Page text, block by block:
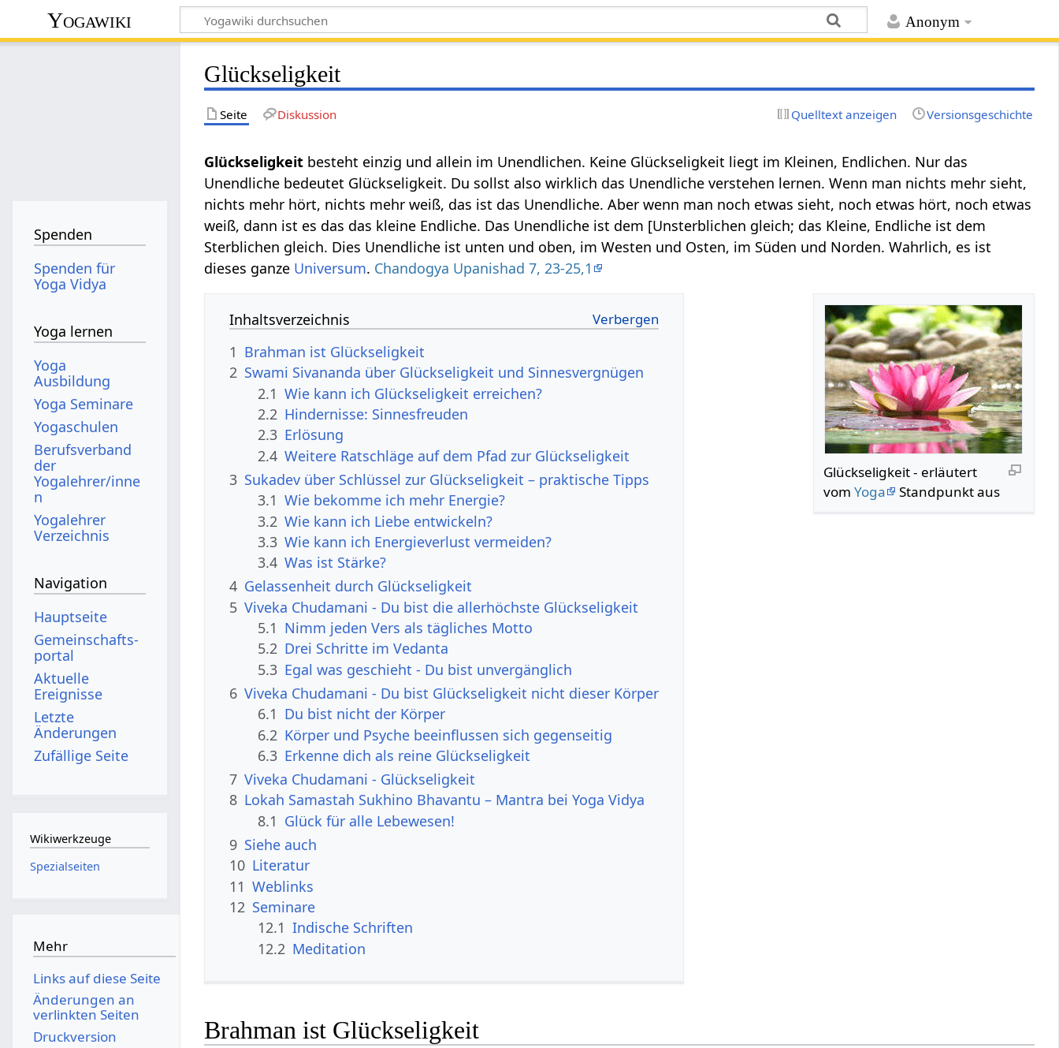
Anonym
Yogawiki
Glückseligkeit
Seite Diskussion Quelltext anzeigen Versionsgeschichte
Glückseligkeit besteht einzig und allein im Unendlichen. Keine Glückseligkeit liegt im Kleinen, Endlichen. Nur das
Unendliche bedeutet Glückseligkeit. Du sollst also wirklich das Unendliche verstehen lernen. Wenn man nichts mehr sieht,
nichts mehr hört, nichts mehr weiß, das ist das Unendliche. Aber wenn man noch etwas sieht, noch etwas hört, noch etwas
weiß, dann ist es das das kleine Endliche. Das Unendliche ist dem [Unsterblichen gleich; das Kleine, Endliche ist dem
Sterblichen gleich. Dies Unendliche ist unten und oben, im Westen und Osten, im Süden und Norden. Wahrlich, es ist
dieses ganze Universum. Chandogya Upanishad 7, 23-25,1
Glückseligkeit - erläutert
vomYoga Standpunkt aus
Inhaltsverzeichnis
1 Brahman ist Glückseligkeit
2 Swami Sivananda über Glückseligkeit und Sinnesvergnügen
2.1 Wie kann ich Glückseligkeit erreichen?
2.2 Hindernisse: Sinnesfreuden
2.3 Erlösung
2.4 Weitere Ratschläge auf dem Pfad zur Glückseligkeit
3 Sukadev über Schlüssel zur Glückseligkeit – praktische Tipps
3.1 Wie bekomme ich mehr Energie?
3.2 Wie kann ich Liebe entwickeln?
3.3 Wie kann ich Energieverlust vermeiden?
3.4 Was ist Stärke?
4 Gelassenheit durch Glückseligkeit
5 Viveka Chudamani - Du bist die allerhöchste Glückseligkeit
5.1 Nimm jeden Vers als tägliches Motto
5.2 Drei Schritte im Vedanta
5.3 Egal was geschieht - Du bist unvergänglich
6 Viveka Chudamani - Du bist Glückseligkeit nicht dieser Körper
6.1 Du bist nicht der Körper
6.2 Körper und Psyche beeinflussen sich gegenseitig
6.3 Erkenne dich als reine Glückseligkeit
7 Viveka Chudamani - Glückseligkeit
8 Lokah Samastah Sukhino Bhavantu – Mantra bei Yoga Vidya
8.1 Glück für alle Lebewesen!
9 Siehe auch
10 Literatur
11 Weblinks
12 Seminare
12.1 Indische Schriften
12.2 Meditation
Brahman ist Glückseligkeit
Spenden
Spenden für
Yoga Vidya
Yoga lernen
Yoga
Ausbildung
Yoga Seminare
Yogaschulen
Berufsverband
der
Yogalehrer/inne
n
Yogalehrer
Verzeichnis
Navigation
Hauptseite
Gemeinschafts­
portal
Aktuelle
Ereignisse
Letzte
Änderungen
Zufällige Seite
Wikiwerkzeuge
Spezialseiten
Mehr
Links auf diese Seite
Änderungen an
verlinkten Seiten
Druckversion